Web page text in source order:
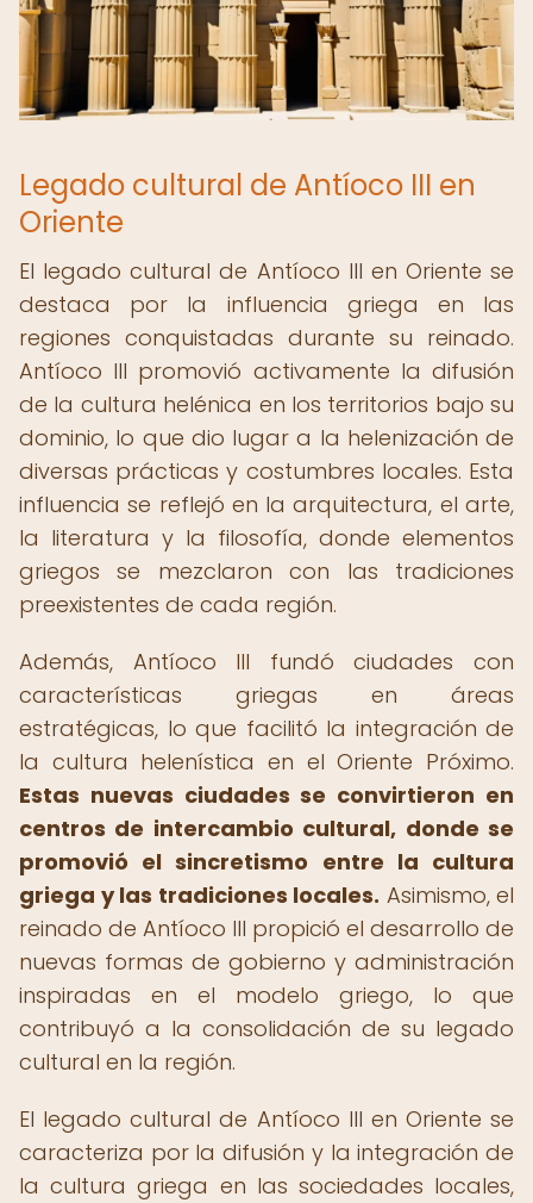
Legado cultural de Antíoco III en
Oriente
El legado cultural de Antíoco III en Oriente se
destaca por la influencia griega en las
regiones conquistadas durante su reinado.
Antíoco III promovió activamente la difusión
de la cultura helénica en los territorios bajo su
dominio, lo que dio lugar a la helenización de
diversas prácticas y costumbres locales. Esta
influencia se reflejó en la arquitectura, el arte,
la literatura y la filosofía, donde elementos
griegos se mezclaron con las tradiciones
preexistentes de cada región.
Además, Antíoco III fundó ciudades con
características griegas en áreas
estratégicas, lo que facilitó la integración de
la cultura helenística en el Oriente Próximo.
Estas nuevas ciudades se convirtieron en
centros de intercambio cultural, donde se
promovió el sincretismo entre la cultura
griega y las tradiciones locales. Asimismo, el
reinado de Antíoco III propició el desarrollo de
nuevas formas de gobierno y administración
inspiradas en el modelo griego, lo que
contribuyó a la consolidación de su legado
cultural en la región.
El legado cultural de Antíoco III en Oriente se
caracteriza por la difusión y la integración de
la cultura griega en las sociedades locales,